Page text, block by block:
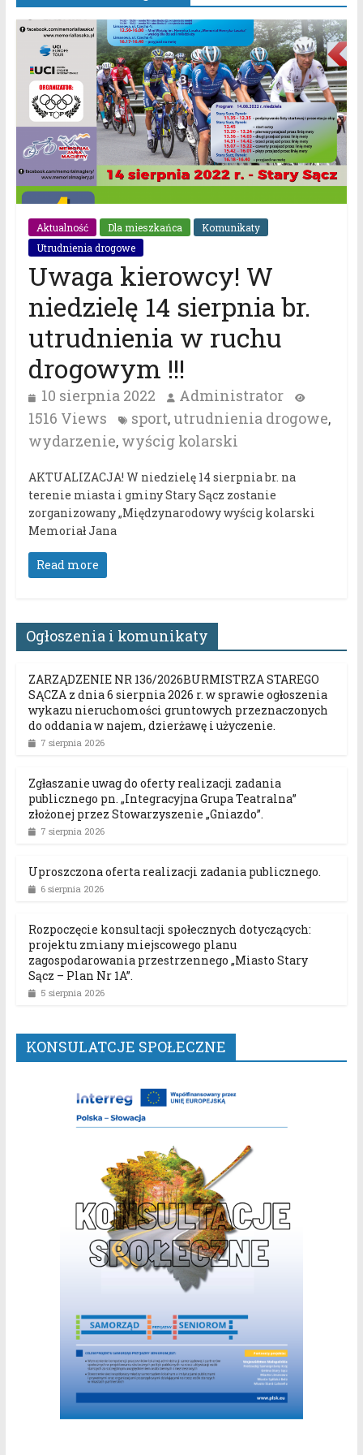
Aktualność Dla mieszkańca
Komunikaty
Utrudnienia drogowe
Uwaga kierowcy! W
niedzielę 14 sierpnia br.
utrudnienia w ruchu
drogowym !!!
10 sierpnia 2022
Administrator
1516 Views
sport, utrudnienia drogowe,
wydarzenie, wyścig kolarski
AKTUALIZACJA! W niedzielę 14 sierpnia br. na
terenie miasta i gminy Stary Sącz zostanie
zorganizowany „Międzynarodowy wyścig kolarski
Memoriał Jana
Read more
Ogłoszenia i komunikaty
ZARZĄDZENIE NR 136/2026BURMISTRZA STAREGO
SĄCZA z dnia 6 sierpnia 2026 r. w sprawie ogłoszenia
wykazu nieruchomości gruntowych przeznaczonych
do oddania w najem, dzierżawę i użyczenie.
7 sierpnia 2026
Zgłaszanie uwag do oferty realizacji zadania
publicznego pn. „Integracyjna Grupa Teatralna”
złożonej przez Stowarzyszenie „Gniazdo”.
7 sierpnia 2026
Uproszczona oferta realizacji zadania publicznego.
6 sierpnia 2026
Rozpoczęcie konsultacji społecznych dotyczących:
projektu zmiany miejscowego planu
zagospodarowania przestrzennego „Miasto Stary
Sącz – Plan Nr 1A”.
5 sierpnia 2026
KONSULATCJE SPOŁECZNE